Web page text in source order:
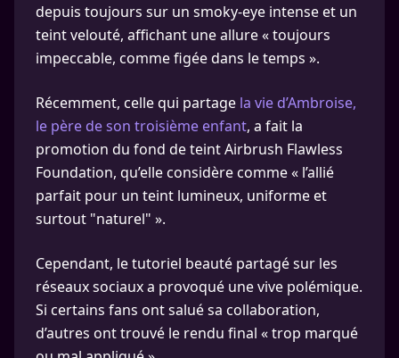
depuis toujours sur un smoky-eye intense et un
teint velouté, affichant une allure « toujours
impeccable, comme figée dans le temps ».
Récemment, celle qui partage la vie d’Ambroise,
le père de son troisième enfant, a fait la
promotion du fond de teint Airbrush Flawless
Foundation, qu’elle considère comme « l’allié
parfait pour un teint lumineux, uniforme et
surtout "naturel" ».
Cependant, le tutoriel beauté partagé sur les
réseaux sociaux a provoqué une vive polémique.
Si certains fans ont salué sa collaboration,
d’autres ont trouvé le rendu final « trop marqué